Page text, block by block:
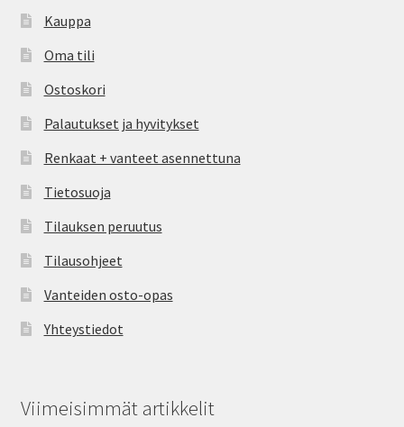
Kauppa
Oma tili
Ostoskori
Palautukset ja hyvitykset
Renkaat + vanteet asennettuna
Tietosuoja
Tilauksen peruutus
Tilausohjeet
Vanteiden osto-opas
Yhteystiedot
Viimeisimmät artikkelit